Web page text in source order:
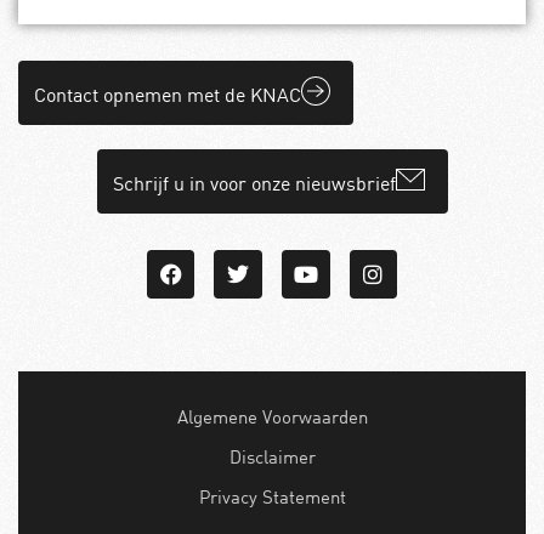
Contact opnemen met de KNAC
Schrijf u in voor onze nieuwsbrief
Algemene Voorwaarden
Disclaimer
Privacy Statement